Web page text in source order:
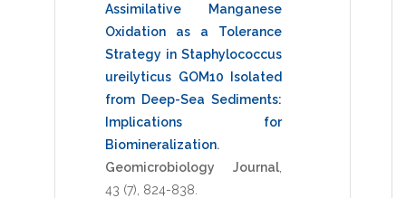
Assimilative Manganese
Oxidation as a Tolerance
Strategy in Staphylococcus
ureilyticus GOM10 Isolated
from Deep-Sea Sediments:
Implications for
Biomineralization.
Geomicrobiology Journal
43 (7), 824-838